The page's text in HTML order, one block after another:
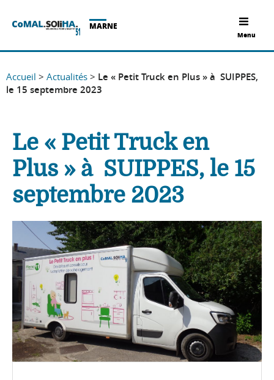
Menu
MARNE
Accueil > Actualités > Le « Petit Truck en Plus » à SUIPPES,
le 15 septembre 2023
Le « Petit Truck en
Plus » à SUIPPES, le 15
septembre 2023